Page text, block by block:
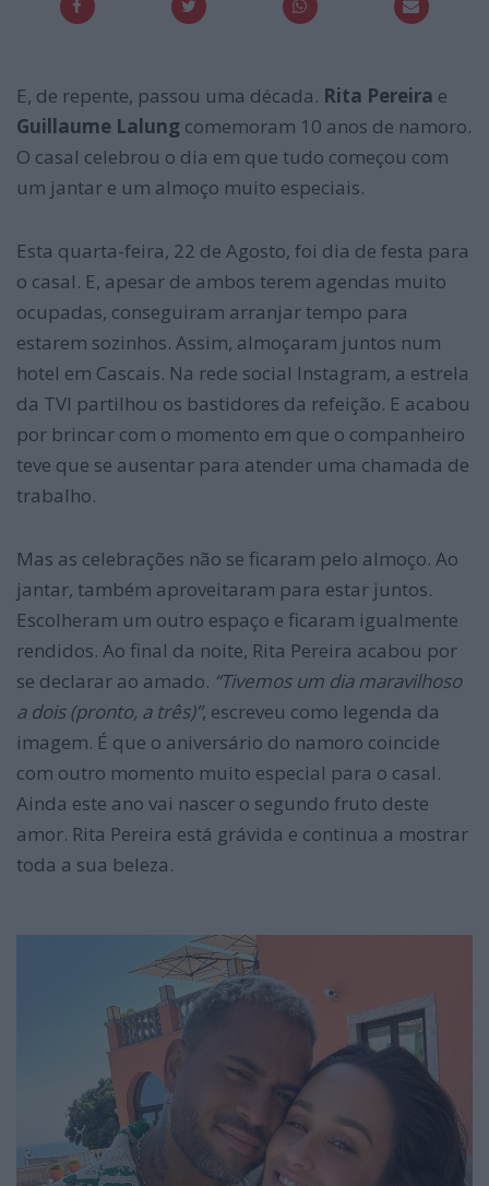
E, de repente, passou uma década. Rita Pereira e
Guillaume Lalung comemoram 10 anos de namoro.
O casal celebrou o dia em que tudo começou com
um jantar e um almoço muito especiais.
Esta quarta-feira, 22 de Agosto, foi dia de festa para
o casal. E, apesar de ambos terem agendas muito
ocupadas, conseguiram arranjar tempo para
estarem sozinhos. Assim, almoçaram juntos num
hotel em Cascais. Na rede social Instagram, a estrela
da TVI partilhou os bastidores da refeição. E acabou
por brincar com o momento em que o companheiro
teve que se ausentar para atender uma chamada de
trabalho.
Mas as celebrações não se ficaram pelo almoço. Ao
jantar, também aproveitaram para estar juntos.
Escolheram um outro espaço e ficaram igualmente
rendidos. Ao final da noite, Rita Pereira acabou por
se declarar ao amado. “Tivemos um dia maravilhoso
a dois (pronto, a três)”, escreveu como legenda da
imagem. É que o aniversário do namoro coincide
com outro momento muito especial para o casal.
Ainda este ano vai nascer o segundo fruto deste
amor. Rita Pereira está grávida e continua a mostrar
toda a sua beleza.